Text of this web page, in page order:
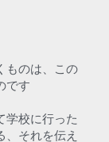
ものは、この
です
学校に行った
それを伝え